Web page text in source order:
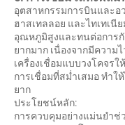
อุตสาหกรรมการบินและอ
ฮาสเทลลอย และไทเทเนี
อุณหภูมิสูงและทนต่อการ
ยากมาก เนื่องจากมีควา
เครื่องเชื่อมแบบวงโคจร
การเชื่อมที่สม่ำเสมอ ทำ
ยาก
ประโยชน์หลัก:
การควบคุมอย่างแม่นยำช่